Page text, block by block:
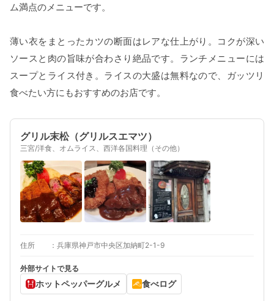
ム満点のメニューです。
薄い衣をまとったカツの断面はレアな仕上がり。コクが深い
ソースと肉の旨味が合わさり絶品です。ランチメニューには
スープとライス付き。ライスの大盛は無料なので、ガッツリ
食べたい方にもおすすめのお店です。
グリル末松（グリルスエマツ）
三宮/洋食、オムライス、西洋各国料理（その他）
住所 兵庫県神戸市中央区加納町2-1-9
外部サイトで見る
ホットペッパーグルメ 食べログ